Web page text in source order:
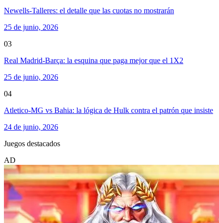
Newells-Talleres: el detalle que las cuotas no mostrarán
25 de junio, 2026
03
Real Madrid-Barça: la esquina que paga mejor que el 1X2
25 de junio, 2026
04
Atletico-MG vs Bahia: la lógica de Hulk contra el patrón que insiste
24 de junio, 2026
Juegos destacados
AD